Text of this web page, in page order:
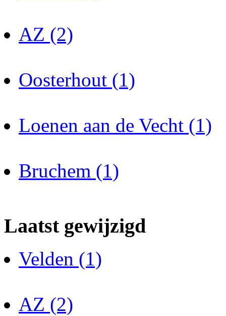
AZ (2)
Oosterhout (1)
Loenen aan de Vecht (1)
Bruchem (1)
Laatst gewijzigd
Velden (1)
AZ (2)